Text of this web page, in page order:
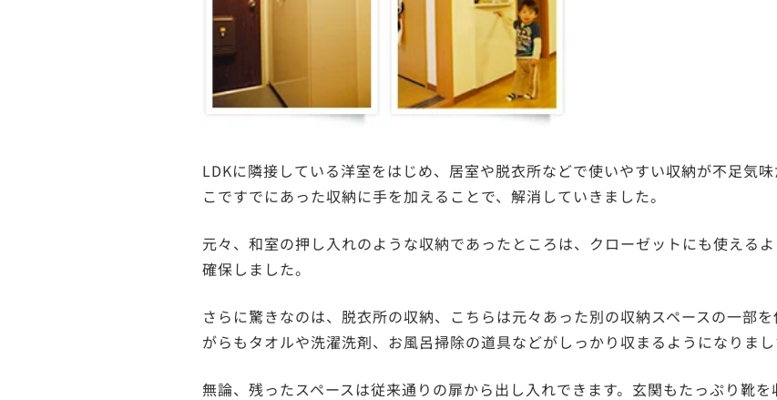
LDKに隣接している洋室をはじめ、居室や脱衣所などで使いやすい収納が不足気
こですでにあった収納に手を加えることで、解消していきました。
元々、和室の押し入れのような収納であったところは、クローゼットにも使える
確保しました。
さらに驚きなのは、脱衣所の収納、こちらは元々あった別の収納スペースの一部
がらもタオルや洗濯洗剤、お風呂掃除の道具などがしっかり収まるようになりまし
無論、残ったスペースは従来通りの扉から出し入れできます。玄関もたっぷり靴